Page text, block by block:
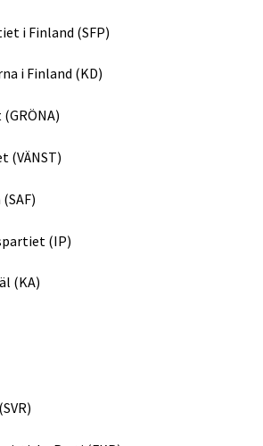
i Finland (SFP)
i Finland (KD)
(VÄNST)
(IP)
(KA)